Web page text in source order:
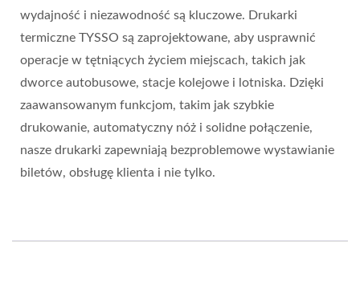
wydajność i niezawodność są kluczowe. Drukarki
termiczne TYSSO są zaprojektowane, aby usprawnić
operacje w tętniących życiem miejscach, takich jak
dworce autobusowe, stacje kolejowe i lotniska. Dzięki
zaawansowanym funkcjom, takim jak szybkie
drukowanie, automatyczny nóż i solidne połączenie,
nasze drukarki zapewniają bezproblemowe wystawianie
biletów, obsługę klienta i nie tylko.